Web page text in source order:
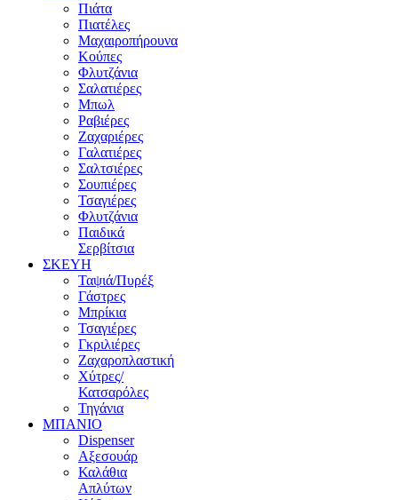
Πιάτα
Πιατέλες
Μαχαιροπήρουνα
Κούπες
Φλυτζάνια
Σαλατιέρες
Μπωλ
Ραβιέρες
Ζαχαριέρες
Γαλατιέρες
Σαλτσιέρες
Σουπιέρες
Τσαγιέρες
Φλυτζάνια
Παιδικά
Σερβίτσια
ΣΚΕΥΗ
Ταψιά/Πυρέξ
Γάστρες
Μπρίκια
Τσαγιέρες
Γκριλιέρες
Ζαχαροπλαστική
Χύτρες/
Κατσαρόλες
Τηγάνια
ΜΠΑΝΙΟ
Dispenser
Αξεσουάρ
Καλάθια
Απλύτων